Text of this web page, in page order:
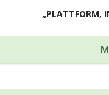
„PLATTFORM,